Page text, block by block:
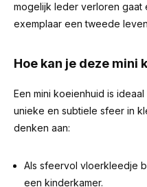
mogelijk leder verloren gaat
exemplaar een tweede
Hoe kan je deze mini
Een mini koeienhuid is
unieke en subtiele sfeer in
denken aan:
Als sfeervol vloerkleedje
een kinderkamer.